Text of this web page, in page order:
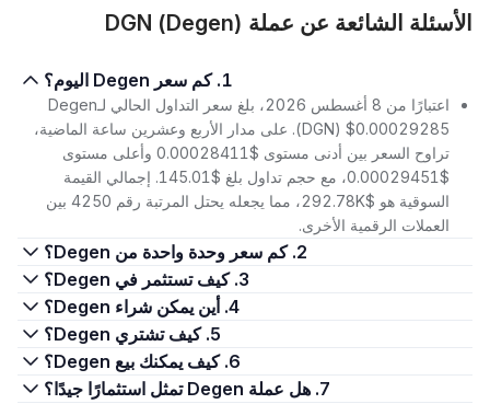
الأسئلة الشائعة عن عملة DGN (Degen)
1. كم سعر Degen اليوم؟
اعتبارًا من 8 أغسطس 2026، بلغ سعر التداول الحالي لـDegen
(DGN) $0.00029285. على مدار الأربع وعشرين ساعة الماضية،
تراوح السعر بين أدنى مستوى $0.00028411 وأعلى مستوى
$0.00029451، مع حجم تداول بلغ $145.01. إجمالي القيمة
السوقية هو $292.78K، مما يجعله يحتل المرتبة رقم 4250 بين
العملات الرقمية الأخرى.
2. كم سعر وحدة واحدة من Degen؟
3. كيف تستثمر في Degen؟
4. أين يمكن شراء Degen؟
5. كيف تشتري Degen؟
6. كيف يمكنك بيع Degen؟
7. هل عملة Degen تمثل استثمارًا جيدًا؟